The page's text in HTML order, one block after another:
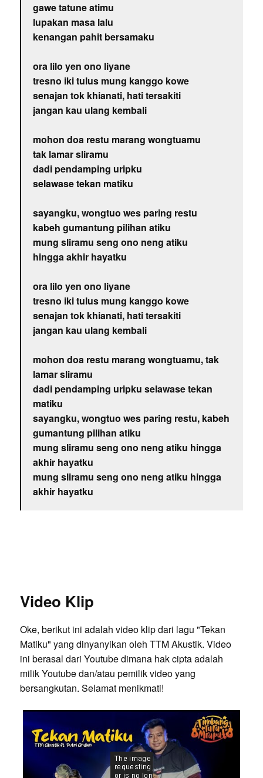
gawe tatune atimu
lupakan masa lalu
kenangan pahit bersamaku
ora lilo yen ono liyane
tresno iki tulus mung kanggo kowe
senajan tok khianati, hati tersakiti
jangan kau ulang kembali
mohon doa restu marang wongtuamu
tak lamar sliramu
dadi pendamping uripku
selawase tekan matiku
sayangku, wongtuo wes paring restu
kabeh gumantung pilihan atiku
mung sliramu seng ono neng atiku
hingga akhir hayatku
ora lilo yen ono liyane
tresno iki tulus mung kanggo kowe
senajan tok khianati, hati tersakiti
jangan kau ulang kembali
mohon doa restu marang wongtuamu, tak
lamar sliramu
dadi pendamping uripku selawase tekan
matiku
sayangku, wongtuo wes paring restu, kabeh
gumantung pilihan atiku
mung sliramu seng ono neng atiku hingga
akhir hayatku
mung sliramu seng ono neng atiku hingga
akhir hayatku
Video Klip
Oke, berikut ini adalah video klip dari lagu "Tekan
Matiku" yang dinyanyikan oleh TTM Akustik. Video
ini berasal dari Youtube dimana hak cipta adalah
milik Youtube dan/atau pemilik video yang
bersangkutan. Selamat menikmati!